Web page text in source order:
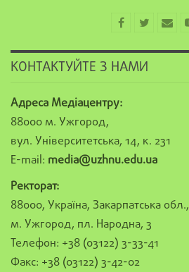
КОНТАКТУЙТЕ З НАМИ
Адреса Медіацентру:
88000 м. Ужгород,
вул. Університетська, 14, к. 231
E-mail: media@uzhnu.edu.ua
Ректорат:
88000, Україна, Закарпатська обл.,
м. Ужгород, пл. Народна, 3
Телефон: +38 (03122) 3-33-41
Факс: +38 (03122) 3-42-02